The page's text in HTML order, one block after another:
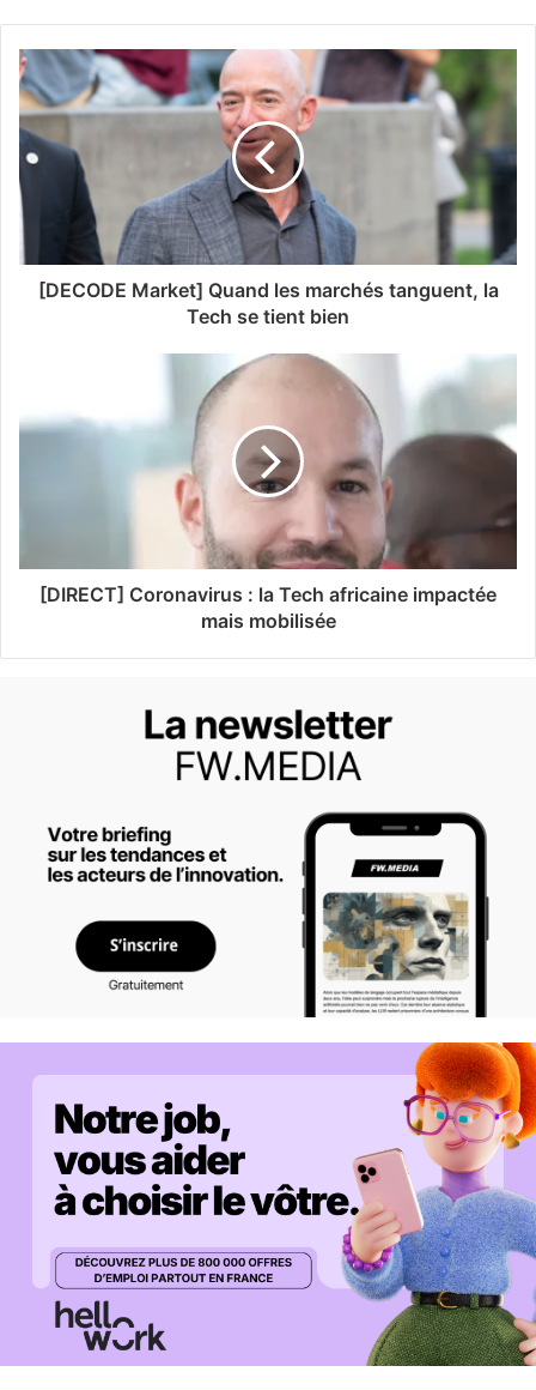
[DECODE Market] Quand les marchés tanguent, la
Tech se tient bien
[DIRECT] Coronavirus : la Tech africaine impactée
mais mobilisée